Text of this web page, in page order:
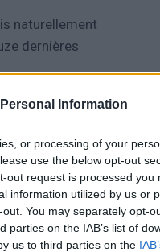
Information
or processing of your
use the below opt-out
out request is processed you
information utilized by us or
You may separately opt-
on the IAB’s list of
us to third parties on the
naturellement
dernières
dès la
de progrès